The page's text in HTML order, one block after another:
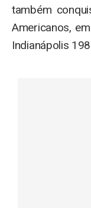
também
Americanos,
Indianápolis